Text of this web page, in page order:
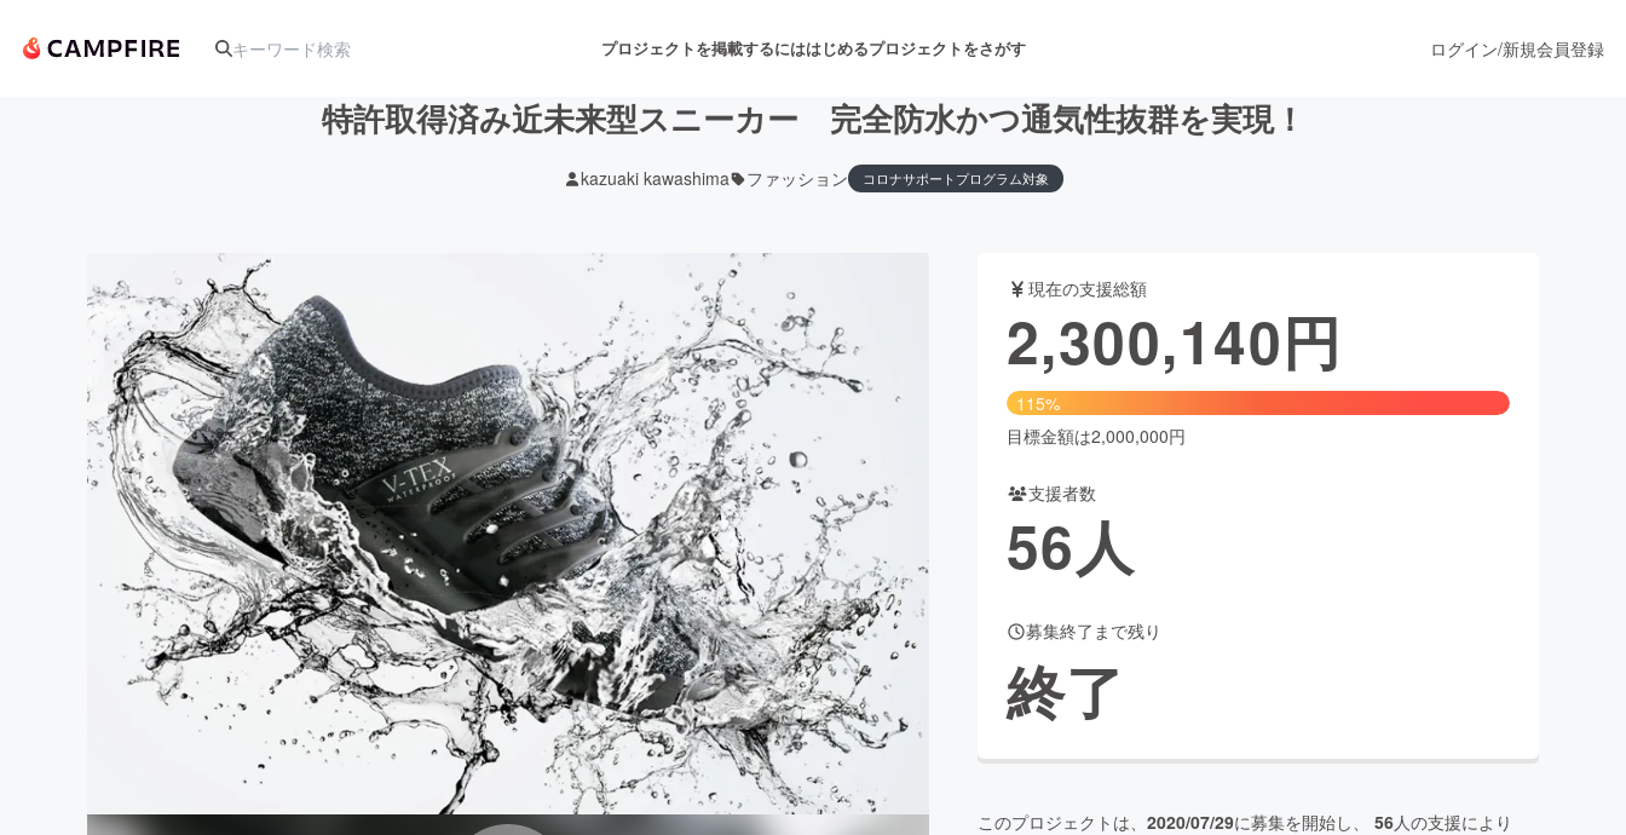
プロジェクトを掲載するにははじめるプロジェクトをさがす
アート・写真 舞台・パフォーマンス
テクノロジー・ガジェット ゲーム・サービス開発 フード・飲食店 ファッション
映像・映画 書籍・雑誌出版
ビジネス・起業 チャレンジ ビューティー・ヘルスケア
まちづくり・地域活性化
CAMPFIRE for Social GoodCAMPFIRE Creation
CAMPFIREふるさと納税machi-ya
ログイン/新規会員登録
特許取得済み近未来型スニーカー 完全防水かつ通気性抜群を実現！
kazuaki kawashima ファッション コロナサポートプログラム対象
現在の支援総額
2,300,140円
115%
目標金額は2,000,000円
支援者数
56人
募集終了まで残り
終了
このプロジェクトは、 2020/07/29に募集を開始し、 56人の支援により